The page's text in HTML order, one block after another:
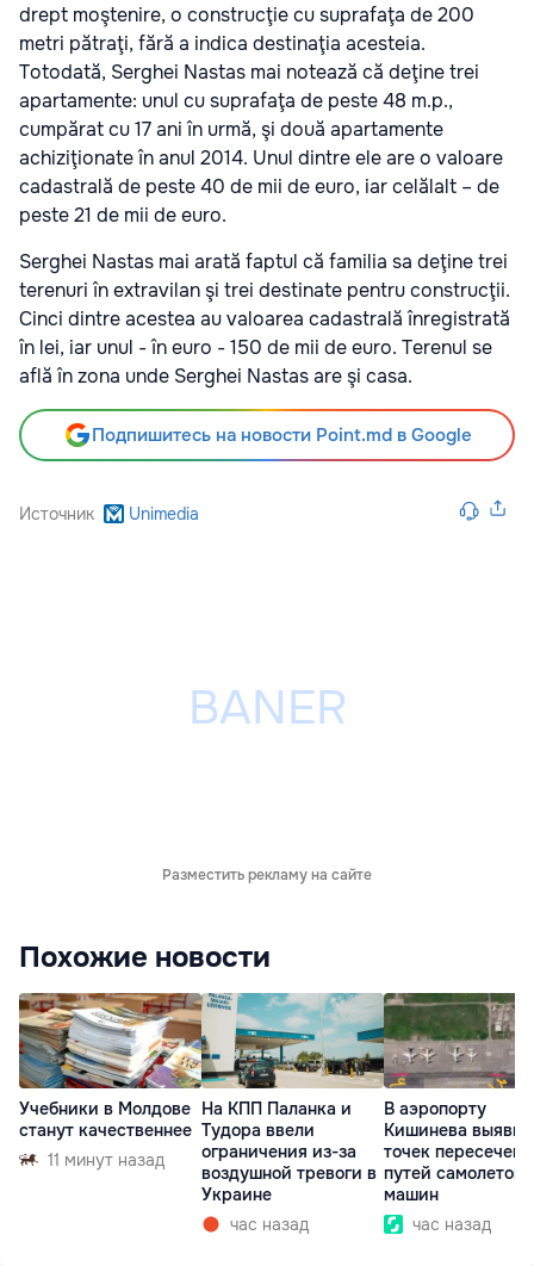
drept moştenire, o construcţie cu suprafaţa de 200
metri pătraţi, fără a indica destinaţia acesteia.
Totodată, Serghei Nastas mai notează că deţine trei
apartamente: unul cu suprafaţa de peste 48 m.p.,
cumpărat cu 17 ani în urmă, şi două apartamente
achiziţionate în anul 2014. Unul dintre ele are o valoare
cadastrală de peste 40 de mii de euro, iar celălalt – de
peste 21 de mii de euro.
Serghei Nastas mai arată faptul că familia sa deţine trei
terenuri în extravilan şi trei destinate pentru construcţii.
Cinci dintre acestea au valoarea cadastrală înregistrată
în lei, iar unul - în euro - 150 de mii de euro. Terenul se
află în zona unde Serghei Nastas are şi casa.
Подпишитесь на новости Point.md в Google
Источник Unimedia
Разместить рекламу на сайте
Похожие новости
Учебники в Молдове
станут качественнее
11 минут назад
На КПП Паланка и
Тудора ввели
ограничения из-за
воздушной тревоги в
Украине
час назад
В аэропорту
Кишинева
точек
путей самолетов
машин
час назад